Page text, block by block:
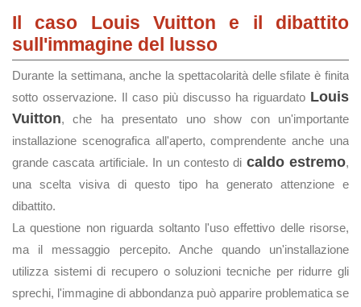
Il caso Louis Vuitton e il dibattito
sull'immagine del lusso
Durante la settimana, anche la spettacolarità delle sfilate è finita
sotto osservazione. Il caso più discusso ha riguardato Louis
Vuitton, che ha presentato uno show con un'importante
installazione scenografica all'aperto, comprendente anche una
grande cascata artificiale. In un contesto di caldo estremo,
una scelta visiva di questo tipo ha generato attenzione e
dibattito.
La questione non riguarda soltanto l'uso effettivo delle risorse,
ma il messaggio percepito. Anche quando un'installazione
utilizza sistemi di recupero o soluzioni tecniche per ridurre gli
sprechi, l'immagine di abbondanza può apparire problematica se